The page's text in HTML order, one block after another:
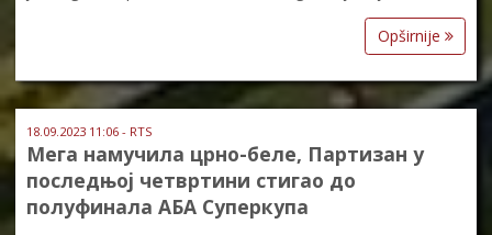
Opširnije
18.09.2023 11:06 - RTS
Мега намучила црно-беле, Партизан у
последњој четвртини стигао до
полуфинала АБА Суперкупа